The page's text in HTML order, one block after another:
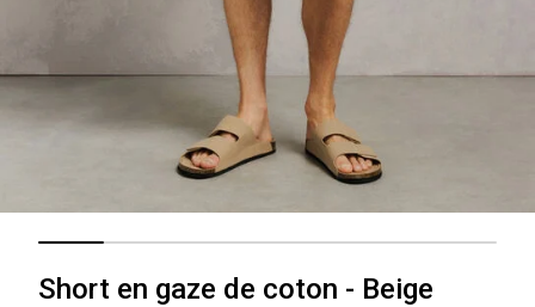
Short en gaze de coton - Beige